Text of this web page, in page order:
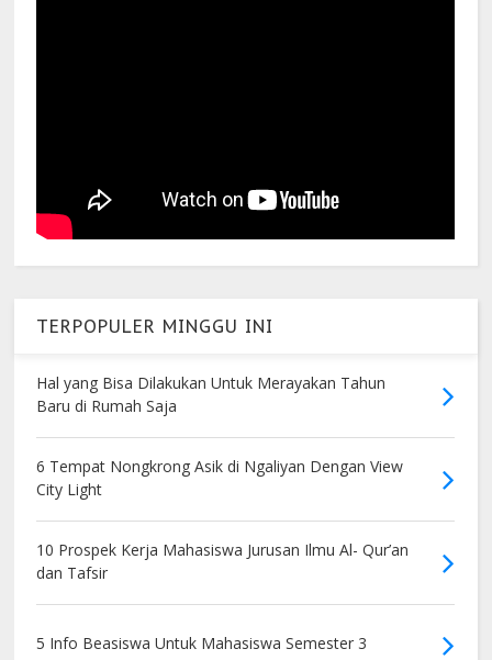
TERPOPULER MINGGU INI
Hal yang Bisa Dilakukan Untuk Merayakan Tahun
Baru di Rumah Saja
6 Tempat Nongkrong Asik di Ngaliyan Dengan View
City Light
10 Prospek Kerja Mahasiswa Jurusan Ilmu Al- Qur’an
dan Tafsir
5 Info Beasiswa Untuk Mahasiswa Semester 3